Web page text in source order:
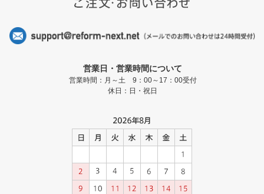
営業日・営業時間について
営業時間：月～土 9：00～17：00受付
休日：日・祝日